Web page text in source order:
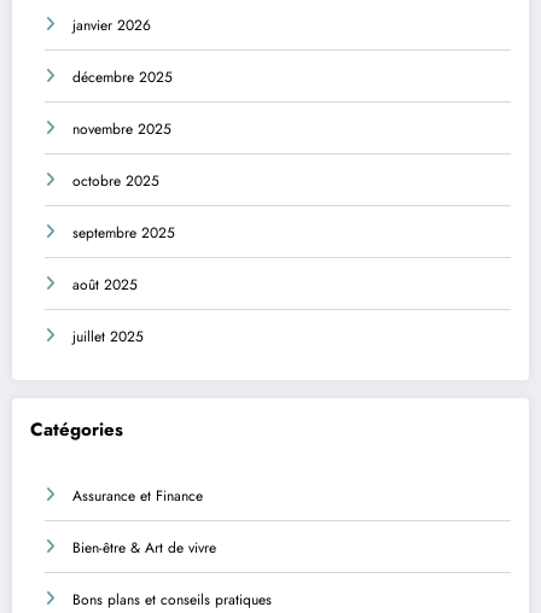
janvier 2026
décembre 2025
novembre 2025
octobre 2025
septembre 2025
août 2025
juillet 2025
Catégories
Assurance et Finance
Bien-être & Art de vivre
Bons plans et conseils pratiques